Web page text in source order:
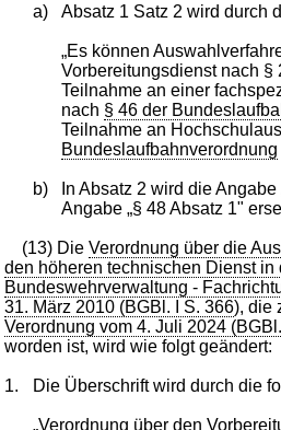
a) Absatz 1 Satz 2 wird durch
„Es können
Vorbereitungsdienst nach §
Teilnahme an einer
nach § 46 der
Teilnahme an
Bundeslaufbahnverordnung
b)
In Absatz 2 wird die
Angabe „§ 48 Absatz 1"
(13) DieVerordnung über die
den höheren technischen Dienst in
Bundeswehrverwaltung -
31. März 2010 (BGBl. I S. 366), die
Verordnung vom 4. Juli 2024
worden ist, wird wie folgt geändert:
1. Die Überschrift wird durch die
„Verordnung über den